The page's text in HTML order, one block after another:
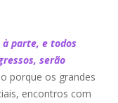
parte, e todos
serão
porque os grandes
encontros com